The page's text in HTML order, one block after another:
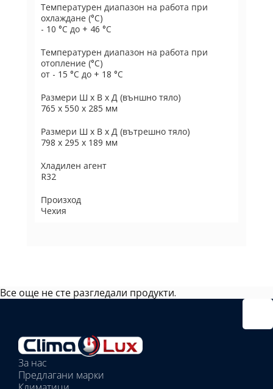
Температурен диапазон на работа при
охлаждане (°C)
- 10 °C до + 46 °C
Температурен диапазон на работа при
отопление (°C)
от - 15 °C до + 18 °C
Размери Ш х В х Д (външно тяло)
765 x 550 x 285 мм
Размери Ш х В х Д (вътрешно тяло)
798 x 295 x 189 мм
Хладилен агент
R32
Произход
Чехия
Все още не сте разгледали продукти.
Избрани
вътрешни
тела:
Избрано
За нас
Предлагани марки